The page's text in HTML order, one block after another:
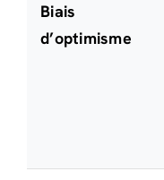
Biais
d’optimisme